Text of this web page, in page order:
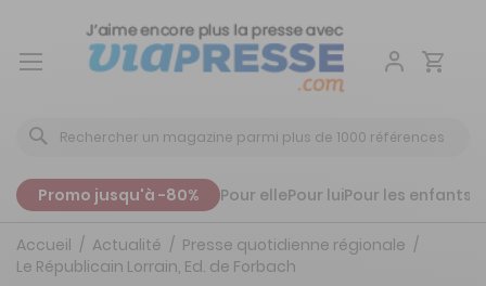
Aller
Promo jusqu'à -80% Pour ellePour luiPour les enfants
Accueil Actualité
Presse quotidienne régionale
Le Républicain Lorrain, Ed. de Forbach